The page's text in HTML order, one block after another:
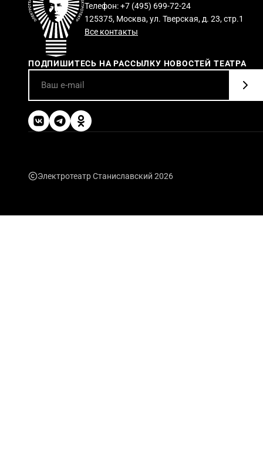
Телефон: +7 (495) 699-72-24
125375, Москва, ул. Тверская, д. 23, стр.1
Все контакты
ПОДПИШИТЕСЬ НА РАССЫЛКУ НОВОСТЕЙ ТЕАТРА
Электротеатр Станиславский 2026